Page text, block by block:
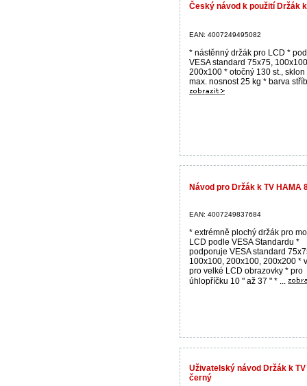
Český návod k použití Držák
EAN: 4007249495082
* nástěnný držák pro LCD *
VESA standard 75x75,
200x100 * otočný 130 st., sklon
max. nosnost 25 kg * barva
Návod pro Držák k TV HAMA
EAN: 4007249837684
* extrémně plochý držák pro
LCD podle VESA Standardu *
podporuje VESA standard
100x100, 200x100, 200x200 *
pro velké LCD obrazovky * pro
úhlopříčku 10 " až 37 " * ...
Uživatelský návod Držák k
černý